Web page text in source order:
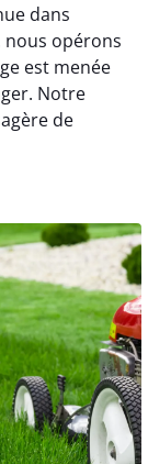
dans
nous opérons
est menée
Notre
de